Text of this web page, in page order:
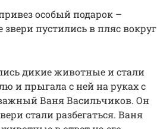
особый подарок –
пустились в пляс вокруг
дикие животные и стали
и прыгала с ней на руках с
Ваня Васильчиков. Он
стали разбегаться. Ваня